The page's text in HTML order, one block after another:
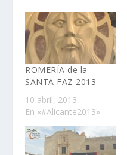
ROMERÍA de la
SANTA FAZ 2013
10 abril, 2013
En «#Alicante2013»